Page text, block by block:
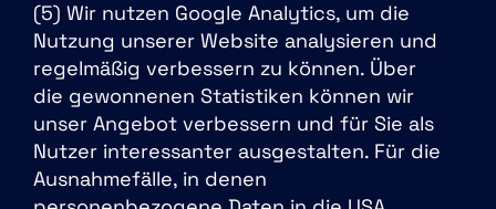
(5) Wir nutzen Google Analytics, um die
Nutzung unserer Website analysieren und
regelmäßig verbessern zu können. Über
die gewonnenen Statistiken können wir
unser Angebot verbessern und für Sie als
Nutzer interessanter ausgestalten. Für die
Ausnahmefälle, in denen